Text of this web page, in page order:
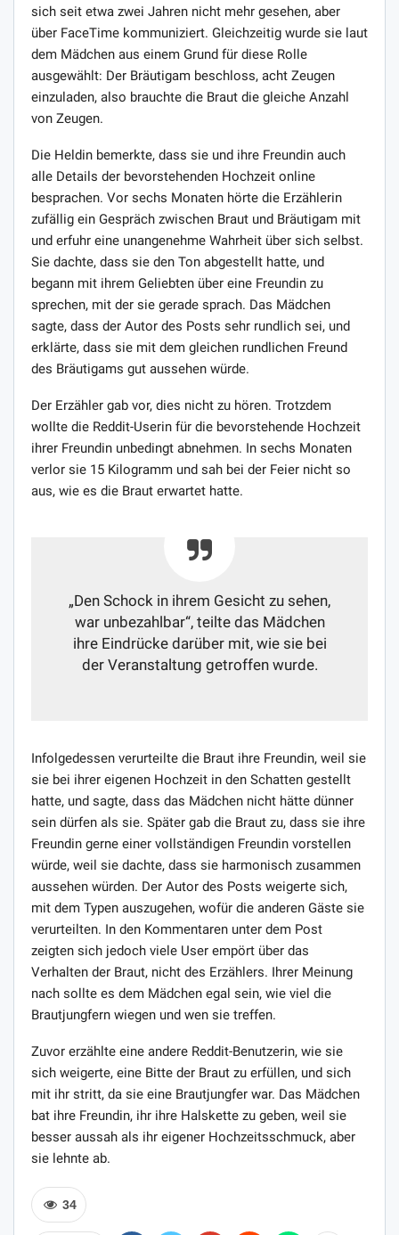
sich seit etwa zwei Jahren nicht mehr gesehen, aber
über FaceTime kommuniziert. Gleichzeitig wurde sie laut
dem Mädchen aus einem Grund für diese Rolle
ausgewählt: Der Bräutigam beschloss, acht Zeugen
einzuladen, also brauchte die Braut die gleiche Anzahl
von Zeugen.
Die Heldin bemerkte, dass sie und ihre Freundin auch
alle Details der bevorstehenden Hochzeit online
besprachen. Vor sechs Monaten hörte die Erzählerin
zufällig ein Gespräch zwischen Braut und Bräutigam mit
und erfuhr eine unangenehme Wahrheit über sich selbst.
Sie dachte, dass sie den Ton abgestellt hatte, und
begann mit ihrem Geliebten über eine Freundin zu
sprechen, mit der sie gerade sprach. Das Mädchen
sagte, dass der Autor des Posts sehr rundlich sei, und
erklärte, dass sie mit dem gleichen rundlichen Freund
des Bräutigams gut aussehen würde.
Der Erzähler gab vor, dies nicht zu hören. Trotzdem
wollte die Reddit-Userin für die bevorstehende Hochzeit
ihrer Freundin unbedingt abnehmen. In sechs Monaten
verlor sie 15 Kilogramm und sah bei der Feier nicht so
aus, wie es die Braut erwartet hatte.
„Den Schock in ihrem Gesicht zu sehen,
war unbezahlbar“, teilte das Mädchen
ihre Eindrücke darüber mit, wie sie bei
der Veranstaltung getroffen wurde.
Infolgedessen verurteilte die Braut ihre Freundin, weil sie
sie bei ihrer eigenen Hochzeit in den Schatten gestellt
hatte, und sagte, dass das Mädchen nicht hätte dünner
sein dürfen als sie. Später gab die Braut zu, dass sie ihre
Freundin gerne einer vollständigen Freundin vorstellen
würde, weil sie dachte, dass sie harmonisch zusammen
aussehen würden. Der Autor des Posts weigerte sich,
mit dem Typen auszugehen, wofür die anderen Gäste sie
verurteilten. In den Kommentaren unter dem Post
zeigten sich jedoch viele User empört über das
Verhalten der Braut, nicht des Erzählers. Ihrer Meinung
nach sollte es dem Mädchen egal sein, wie viel die
Brautjungfern wiegen und wen sie treffen.
Zuvor erzählte eine andere Reddit-Benutzerin, wie sie
sich weigerte, eine Bitte der Braut zu erfüllen, und sich
mit ihr stritt, da sie eine Brautjungfer war. Das Mädchen
bat ihre Freundin, ihr ihre Halskette zu geben, weil sie
besser aussah als ihr eigener Hochzeitsschmuck, aber
sie lehnte ab.
34